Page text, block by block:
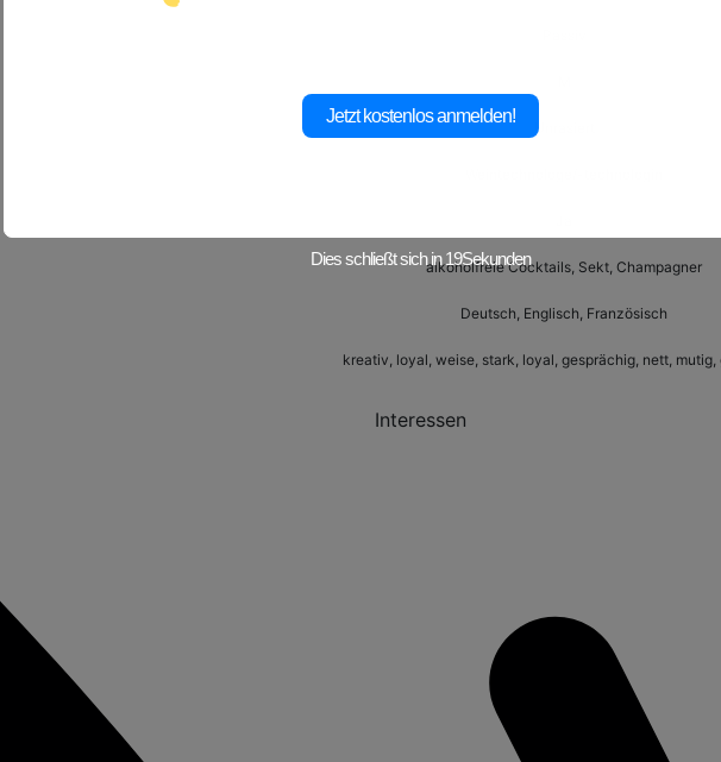
Unrasiert
alkoholfreie Cocktails, Sekt, Champagner
Deutsch, Englisch, Französisch
kreativ, loyal, weise, stark, loyal, gesprächig, nett, mutig,
Interessen
Jetzt kostenlos anmelden!
Dies schließt sich in17Sekunden